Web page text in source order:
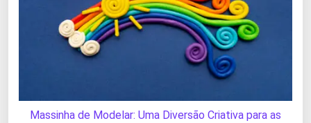
Massinha de Modelar: Uma Diversão Criativa para as